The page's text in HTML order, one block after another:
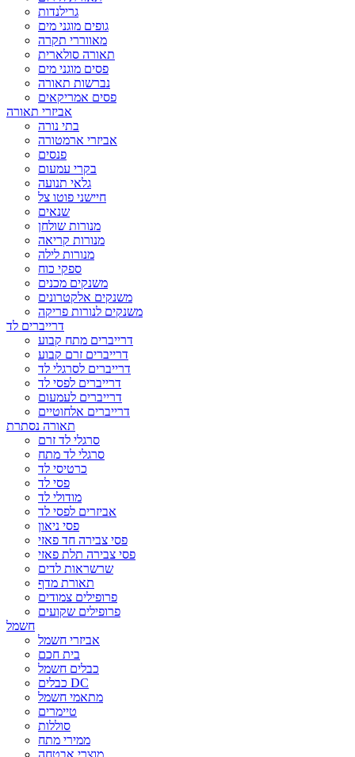
גרילנדות
גופים מוגני מים
מאווררי תקרה
תאורה סולארית
פסים מוגני מים
נברשות תאורה
פסים אמריקאים
אביזרי תאורה
בתי נורה
אביזרי ארמטורה
פנסים
בקרי עמעום
גלאי תנועה
חיישני פוטו צל
שנאים
מנורות שולחן
מנורות קריאה
מנורות לילה
ספקי כוח
משנקים מכנים
משנקים אלקטרונים
משנקים לנורות פריקה
דרייברים לד
דרייברים מתח קבוע
דרייברים זרם קבוע
דרייברים לסרגלי לד
דרייברים לפסי לד
דרייברים לעמעום
דרייברים אלחוטיים
תאורה נסתרת
סרגלי לד זרם
סרגלי לד מתח
כרטיסי לד
פסי לד
מודולי לד
אביזרים לפסי לד
פסי ניאון
פסי צבירה חד פאזי
פסי צבירה תלת פאזי
שרשראות לדים
תאורת מדף
פרופילים צמודים
פרופילים שקועים
חשמל
אביזרי חשמל
בית חכם
כבלים חשמל
כבלים DC
מתאמי חשמל
טיימרים
סוללות
ממירי מתח